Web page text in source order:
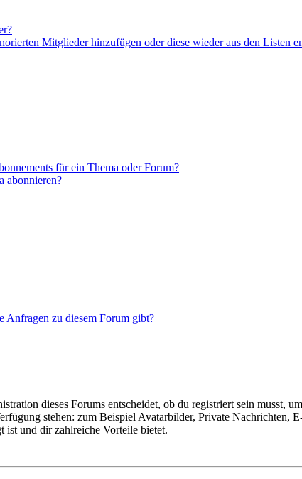
Mitglieder hinzufügen oder diese wieder aus den Listen
für ein Thema oder Forum?
abonnieren?
Anfragen zu diesem Forum gibt?
dieses Forums entscheidet, ob du registriert sein musst,
stehen: zum Beispiel Avatarbilder, Private Nachrichten,
ist und dir zahlreiche Vorteile bietet.